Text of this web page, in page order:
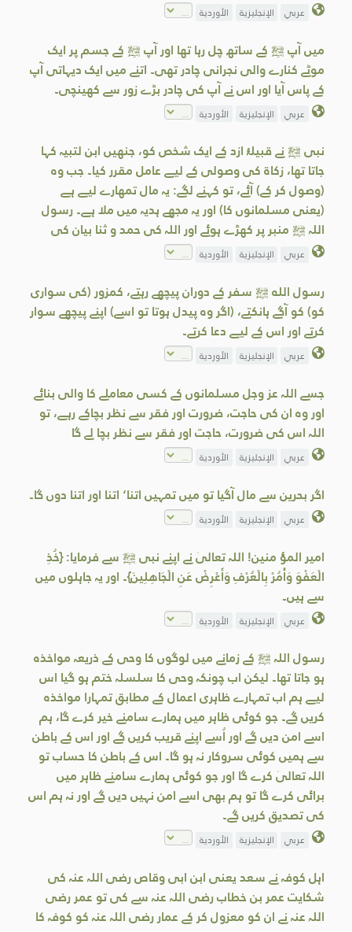
عربي الإنجليزية الأوردية
میں آپ ﷺ کے ساتھ چل رہا تھا اور آپ ﷺ کے جسم پر ایک
موٹے کنارے والی نجرانی چادر تھی۔ اتنے میں ایک دیہاتی آپ
کے پاس آیا اور اس نے آپ کی چادر بڑے زور سے کھینچی۔
عربي الإنجليزية الأوردية
نبی ﷺ نے قبیلۂ ازد کے ایک شخص کو، جنھیں ابن لتبیہ کہا
جاتا تھا، زکاۃ کی وصولی کے لیے عامل مقرر کیا۔ جب وہ
(وصول کر کے) آئے، تو کہنے لگے: یہ مال تمھارے لیے ہے
(یعنی مسلمانوں کا) اور یہ مجھے ہدیہ میں ملا ہے۔ رسول
اللہ ﷺ منبر پر کھڑے ہوئے اور اللہ کی حمد و ثنا بیان کی
عربي الإنجليزية الأوردية
رسول الله ﷺ سفر کے دوران پیچھے رہتے، کمزور (کی سواری
کو) کو آگے ہانکتے، (اگر وہ پیدل ہوتا تو اسے) اپنے پیچھے سوار
کرتے اور اس کے لیے دعا کرتے۔
عربي الإنجليزية الأوردية
جسے اللہ عز وجل مسلمانوں کے کسی معاملے کا والی بنائے
اور وہ ان کی حاجت، ضرورت اور فقر سے نظر بچاکے رہے، تو
اللہ اس کی ضرورت، حاجت اور فقر سے نظر بچا لے گا
عربي الإنجليزية الأوردية
اگر بحرین سے مال آگیا تو میں تمہیں اتنا‘ اتنا اور اتنا دوں گا۔
عربي الإنجليزية الأوردية
امیر المؤ منین! اللہ تعالیٰ نے اپنے نبی ﷺ سے فرمایا: {خُذِ
الْعَفْوَ وَأْمُرْ بِالْعُرْفِ وَأَعْرِضْ عَنِ الْجَاهِلِينَ}۔ اور یہ جاہلوں میں
سے ہیں۔
عربي الإنجليزية الأوردية
رسول اللہ ﷺ کے زمانے میں لوگوں کا وحی کے ذریعہ مواخذہ
ہو جاتا تھا۔ لیکن اب چونکہ وحی کا سلسلہ ختم ہو گیا اس
لیے ہم اب تمہارے ظاہری اعمال کے مطابق تمہارا مواخذہ
کریں گے۔ جو کوئی ظاہر میں ہمارے سامنے خیر کرے گا، ہم
اسے امن دیں گے اور اُسے اپنے قریب کریں گے اور اس کے باطن
سے ہمیں کوئی سروکار نہ ہو گا۔ اس کے باطن کا حساب تو
اللہ تعالیٰ کرے گا اور جو کوئی ہمارے سامنے ظاہر میں
برائی کرے گا تو ہم بھی اسے امن نہیں دیں گے اور نہ ہم اس
کی تصدیق کریں گے۔
عربي الإنجليزية الأوردية
اہل کوفہ نے سعد یعنی ابن ابی وقاص رضی اللہ عنہ کی
شکایت عمر بن خطاب رضی اللہ عنہ سے کی تو عمر رضی
اللہ عنہ نے ان کو معزول کر کے عمار رضی اللہ عنہ کو کوفہ کا